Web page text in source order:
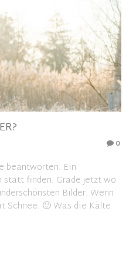
0
beantworten. Ein
statt finden. Grade jetzt wo
Bilder. Wenn
Schnee. 🙂 Was die Kälte